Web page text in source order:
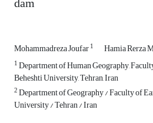
Mohammadreza Joufar1 Hamia Rerza
1Department of Human Geography,
Beheshti University, Tehran, Iran
2Department of Geography / Faculty of
University / Tehran / Iran